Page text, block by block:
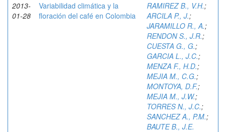
2013-
01-28
Variabilidad climática y la
floración del café en Colombia
RAMIREZ B., V.H.;
ARCILA P., J.;
JARAMILLO R., A.;
RENDON S., J.R.;
CUESTA G., G.;
GARCIA L., J.C.;
MENZA F., H.D.;
MEJIA M., C.G.;
MONTOYA, D.F.;
MEJIA M., J.W.;
TORRES N., J.C.;
SANCHEZ A., P.M.;
BAUTE B., J.E.